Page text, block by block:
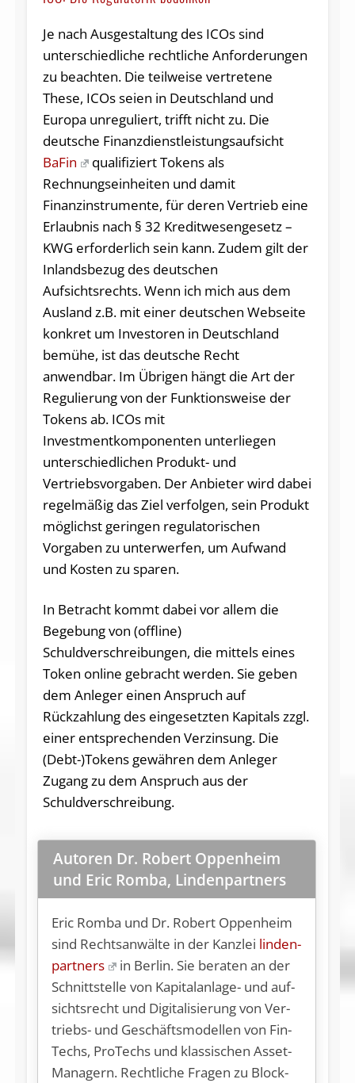
Je nach Ausgestaltung des ICOs sind
unterschiedliche rechtliche Anforderungen
zu beachten. Die teilweise vertretene
These, ICOs seien in Deutschland und
Europa unreguliert, trifft nicht zu. Die
deutsche Finanzdienstleistungsaufsicht
BaFin
qualifiziert Tokens als
Rechnungseinheiten und damit
Finanzinstrumente, für deren Vertrieb eine
Erlaubnis nach § 32 Kreditwesengesetz –
KWG erforderlich sein kann. Zudem gilt der
Inlandsbezug des deutschen
Aufsichtsrechts. Wenn ich mich aus dem
Ausland z.B. mit einer deutschen Webseite
konkret um Investoren in Deutschland
bemühe, ist das deutsche Recht
anwendbar. Im Übrigen hängt die Art der
Regulierung von der Funktionsweise der
Tokens ab. ICOs mit
Investmentkomponenten unterliegen
unterschiedlichen Produkt- und
Vertriebsvorgaben. Der Anbieter wird dabei
regelmäßig das Ziel verfolgen, sein Produkt
möglichst geringen regulatorischen
Vorgaben zu unterwerfen, um Aufwand
und Kosten zu sparen.
In Betracht kommt dabei vor allem die
Begebung von (offline)
Schuldverschreibungen, die mittels eines
Token online gebracht werden. Sie geben
dem Anleger einen Anspruch auf
Rückzahlung des eingesetzten Kapitals zzgl.
einer entsprechenden Verzinsung. Die
(Debt-)Tokens gewähren dem Anleger
Zugang zu dem Anspruch aus der
Schuldverschreibung.
Autoren Dr. Robert Oppenheim
und Eric Romba, Lindenpartners
Eric Rom­ba und Dr. Ro­bert Op­pen­heim
sind Rechts­an­wäl­te in der Kanz­lei lin­den­
part­ners
in Ber­lin. Sie be­ra­ten an der
Schnitt­stel­le von Ka­pi­tal­an­la­ge- und auf­
sichts­recht und Di­gi­ta­li­sie­rung von Ver­
triebs- und Ge­schäfts­mo­del­len von Fin­
Techs, Pro­Techs und klas­si­schen As­set-
Ma­na­gern. Recht­li­che Fra­gen zu Block­